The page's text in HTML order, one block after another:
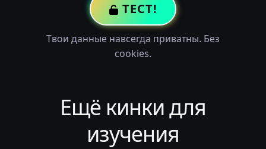
ТЕСТ!
Твои данные навсегда приватны. Без
cookies.
Ещё кинки для
изучения